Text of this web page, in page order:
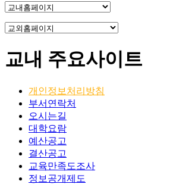
교내 주요사이트
개인정보처리방침
부서연락처
오시는길
대학요람
예산공고
결산공고
교육만족도조사
정보공개제도